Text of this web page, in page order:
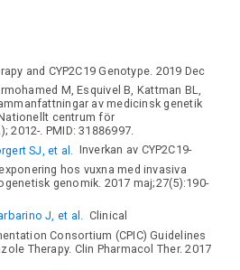
and CYP2C19 Genotype. 2019 Dec
M, Esquivel B, Kattman BL,
av medicinsk genetik
centrum för
2012-. PMID: 31886997.
SJ, et al.
Inverkan av CYP2C19-
hos vuxna med invasiva
genomik. 2017 maj;27(5):190-
J, et al. Clinical
Consortium (CPIC) Guidelines
Therapy. Clin Pharmacol Ther. 2017